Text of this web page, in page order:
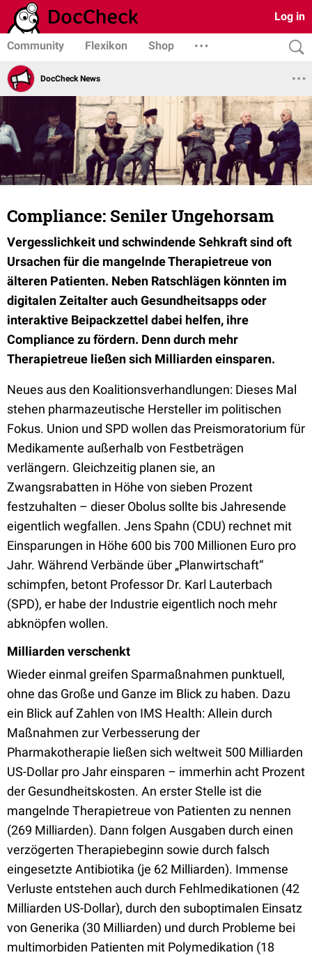
Log in
Community Flexikon Shop
DocCheck News
Compliance: Seniler Ungehorsam
Vergesslichkeit und schwindende Sehkraft sind oft
Ursachen für die mangelnde Therapietreue von
älteren Patienten. Neben Ratschlägen könnten im
digitalen Zeitalter auch Gesundheitsapps oder
interaktive Beipackzettel dabei helfen, ihre
Compliance zu fördern. Denn durch mehr
Therapietreue ließen sich Milliarden einsparen.
Neues aus den Koalitionsverhandlungen: Dieses Mal
stehen pharmazeutische Hersteller im politischen
Fokus. Union und SPD wollen das Preismoratorium für
Medikamente außerhalb von Festbeträgen
verlängern. Gleichzeitig planen sie, an
Zwangsrabatten in Höhe von sieben Prozent
festzuhalten – dieser Obolus sollte bis Jahresende
eigentlich wegfallen. Jens Spahn (CDU) rechnet mit
Einsparungen in Höhe 600 bis 700 Millionen Euro pro
Jahr. Während Verbände über „Planwirtschaft“
schimpfen, betont Professor Dr. Karl Lauterbach
(SPD), er habe der Industrie eigentlich noch mehr
abknöpfen wollen.
Milliarden verschenkt
Wieder einmal greifen Sparmaßnahmen punktuell,
ohne das Große und Ganze im Blick zu haben. Dazu
ein Blick auf Zahlen von IMS Health: Allein durch
Maßnahmen zur Verbesserung der
Pharmakotherapie ließen sich weltweit 500 Milliarden
US-Dollar pro Jahr einsparen – immerhin acht Prozent
der Gesundheitskosten. An erster Stelle ist die
mangelnde Therapietreue von Patienten zu nennen
(269 Milliarden). Dann folgen Ausgaben durch einen
verzögerten Therapiebeginn sowie durch falsch
eingesetzte Antibiotika (je 62 Milliarden). Immense
Verluste entstehen auch durch Fehlmedikationen (42
Milliarden US-Dollar), durch den suboptimalen Einsatz
von Generika (30 Milliarden) und durch Probleme bei
multimorbiden Patienten mit Polymedikation (18